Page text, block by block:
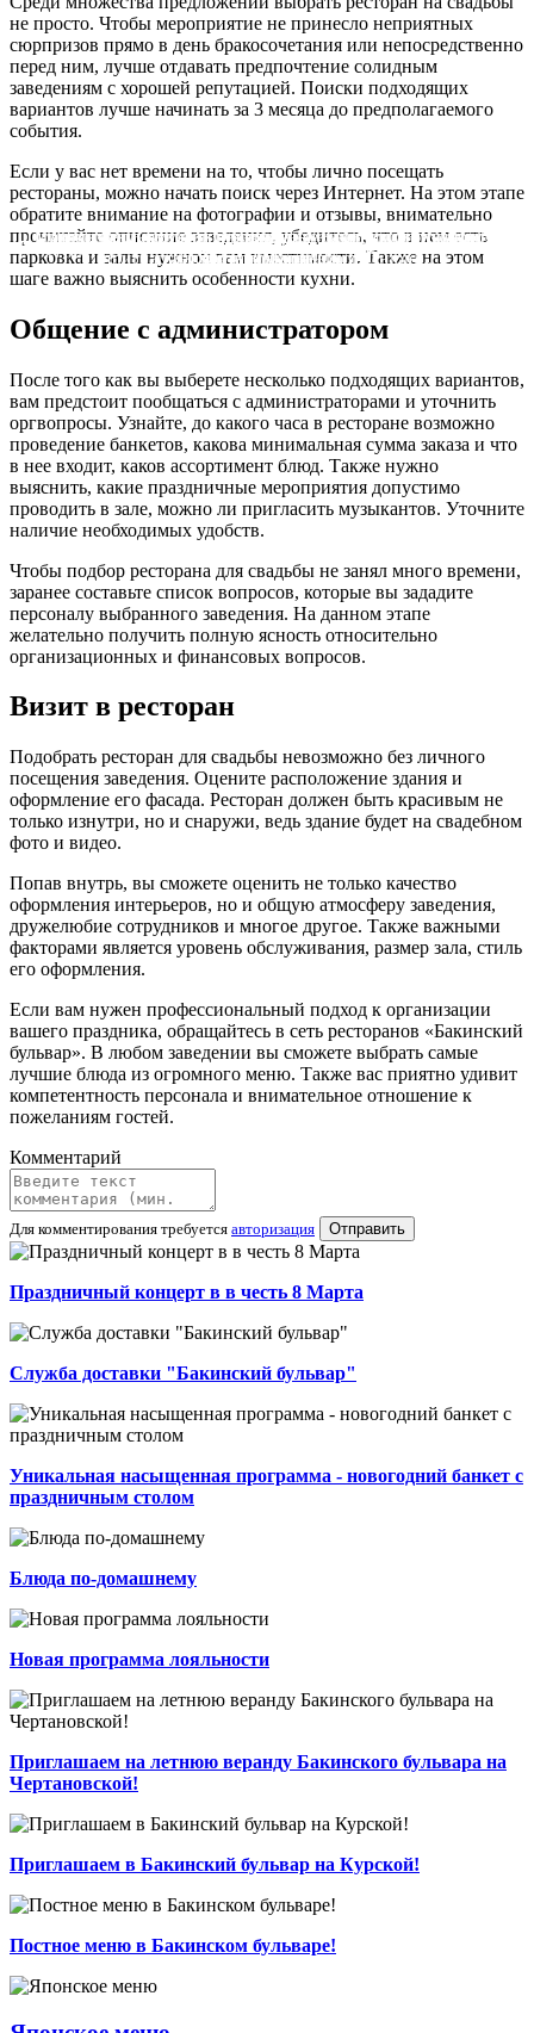
не просто. Чтобы мероприятие не принесло неприятных
сюрпризов прямо в день бракосочетания или непосредственно
перед ним, лучше отдавать предпочтение солидным
заведениям с хорошей репутацией. Поиски подходящих
вариантов лучше начинать за 3 месяца до предполагаемого
события.
Если у вас нет времени на то, чтобы лично посещать
рестораны, можно начать поиск через Интернет. На этом этапе
обратите внимание на фотографии и отзывы, внимательно
прочитайте описание заведения, убедитесь, что в нем есть
парковка и залы нужной вам вместимости. Также на этом
шаге важно выяснить особенности кухни.
Общение с администратором
После того как вы выберете несколько подходящих вариантов,
вам предстоит пообщаться с администраторами и уточнить
оргвопросы. Узнайте, до какого часа в ресторане возможно
проведение банкетов, какова минимальная сумма заказа и что
в нее входит, каков ассортимент блюд. Также нужно
выяснить, какие праздничные мероприятия допустимо
проводить в зале, можно ли пригласить музыкантов. Уточните
наличие необходимых удобств.
Чтобы подбор ресторана для свадьбы не занял много времени,
заранее составьте список вопросов, которые вы зададите
персоналу выбранного заведения. На данном этапе
желательно получить полную ясность относительно
организационных и финансовых вопросов.
Визит в ресторан
Подобрать ресторан для свадьбы невозможно без личного
посещения заведения. Оцените расположение здания и
оформление его фасада. Ресторан должен быть красивым не
только изнутри, но и снаружи, ведь здание будет на свадебном
фото и видео.
Попав внутрь, вы сможете оценить не только качество
оформления интерьеров, но и общую атмосферу заведения,
дружелюбие сотрудников и многое другое. Также важными
факторами является уровень обслуживания, размер зала, стиль
его оформления.
Если вам нужен профессиональный подход к организации
вашего праздника, обращайтесь в сеть ресторанов «Бакинский
бульвар». В любом заведении вы сможете выбрать самые
лучшие блюда из огромного меню. Также вас приятно удивит
компетентность персонала и внимательное отношение к
пожеланиям гостей.
Комментарий
Для комментирования требуется авторизация Отправить
Праздничный концерт в ресторане «Бакинский Бульвар» в
честь 8 Марта!...
Праздничный концерт в в честь 8 Марта
Сегодня расскажем вам о нашей службе доставки....
Служба доставки "Бакинский бульвар"
Дорогие гости, сеть ресторанов "Бакинский бульвар"
приглашает вас провести новогоднюю...
Уникальная насыщенная программа - новогодний банкет с
праздничным столом
По-домашнему приготовленные блюда в ресторанах
Бакинского Бульвара ...
Блюда по-домашнему
Новая программа лояльности...
Новая программа лояльности
Приглашаем на летнюю веранду Бакинского бульвара на
Чертановской! ...
Приглашаем на летнюю веранду Бакинского бульвара на
Чертановской!
Ресторан на Курской открывает свои двери!...
Приглашаем в Бакинский бульвар на Курской!
Постное меню в Бакинском бульваре! ...
Постное меню в Бакинском бульваре!
Встречайте! Японское меню!...
Сезон домашней индейки в Бакинском Бульваре...